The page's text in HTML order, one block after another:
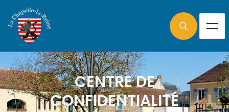
CENTRE DE
CONFIDENTIALITÉ